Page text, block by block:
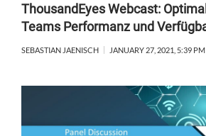
ThousandEyes Webcast:
Teams Performanz und
SEBASTIAN JAENISCH JANUARY 27, 2021, 5:39 PM